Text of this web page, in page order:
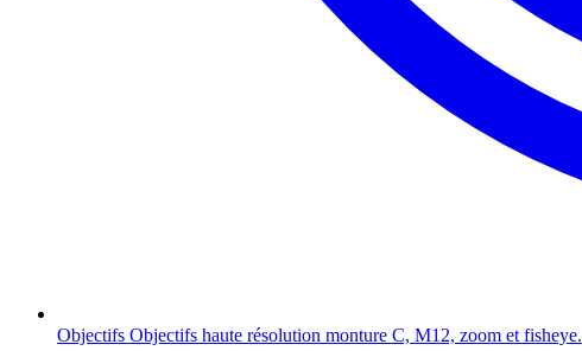
Objectifs Objectifs haute résolution monture C, M12, zoom et fisheye.